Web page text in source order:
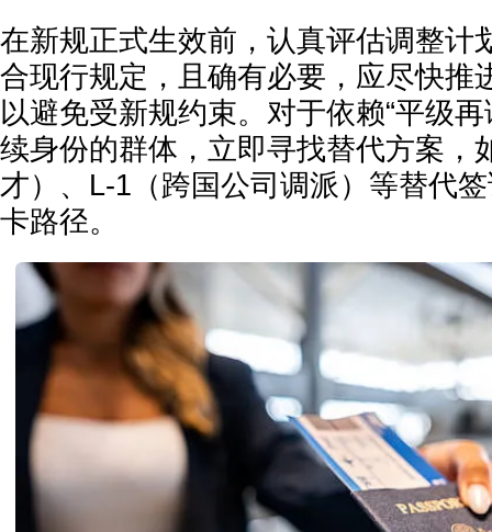
在新规正式生效前，认真评估调整计
合现行规定，且确有必要，应尽快推
以避免受新规约束。对于依赖“平级
续身份的群体，立即寻找替代方案，
才）、L-1（跨国公司调派）等替代
卡路径。